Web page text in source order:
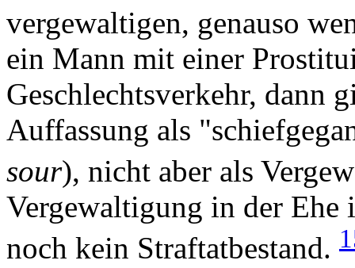
vergewaltigen, genauso
ein Mann mit einer
Geschlechtsverkehr, dann
Auffassung als
sour), nicht aber als
Vergewaltigung in der Ehe
noch kein Straftatbestand.